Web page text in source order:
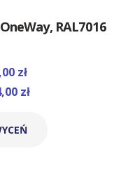
RAL7016
zł
zł